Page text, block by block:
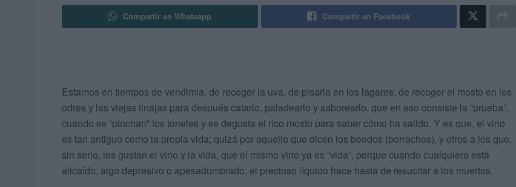
Compartir en Whatsapp Compartir en Facebook
Estamos en tiempos de vendimia, de recoger la uva, de pisarla en los lagares, de recoger el mosto en los
odres y las viejas tinajas para después catarlo, paladearlo y saborearlo, que en eso consiste la “prueba”,
cuando se “pinchan” los toneles y se degusta el rico mosto para saber cómo ha salido. Y es que, el vino
es tan antiguo como la propia vida; quizá por aquello que dicen los beodos (borrachos), y otros a los que,
sin serlo, les gustan el vino y la vida, que el mismo vino ya es “vida”, porque cuando cualquiera está
alicaído, algo depresivo o apesadumbrado, el precioso líquido hace hasta de resucitar a los muertos.